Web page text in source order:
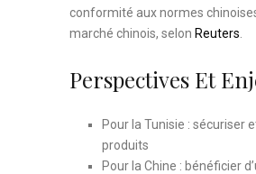
conformité aux normes
marché chinois, selon Reuters
Perspectives Et
Pour la Tunisie :
produits
Pour la Chine : bénéficier